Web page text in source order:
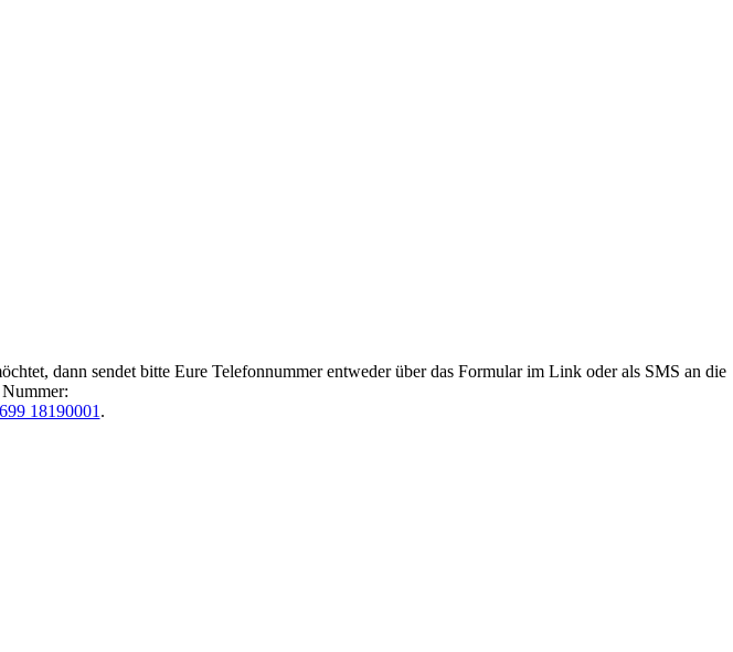
dann sendet bitte Eure Telefonnummer entweder über das Formular im Link oder als SMS an die
Nummer:
18190001 .